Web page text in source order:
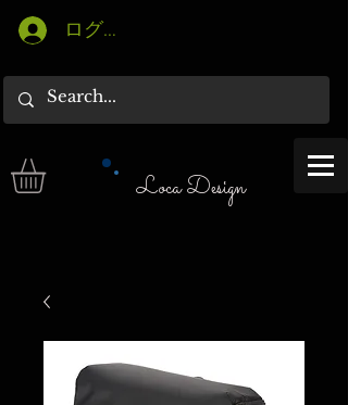
ログイン
Loca Design